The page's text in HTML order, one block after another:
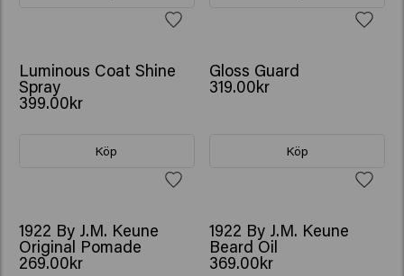
Luminous Coat Shine
Spray
399.00kr
Köp
Gloss Guard
319.00kr
Köp
1922 By J.M. Keune
Original Pomade
269.00kr
1922 By J.M. Keune
Beard Oil
369.00kr